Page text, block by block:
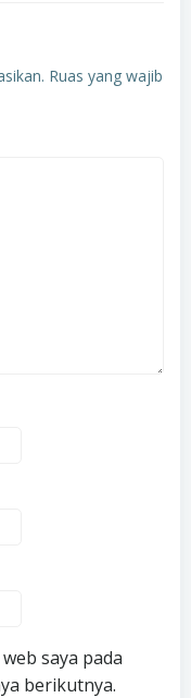
Ruas yang wajib
saya pada
berikutnya.